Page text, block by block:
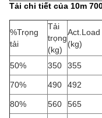
Tải chi tiết của 10m
%Trọng
tải
Tải
trọng
(kg)
Act.Load
(kg)
50% 350 355
70% 490 492
80% 560 565